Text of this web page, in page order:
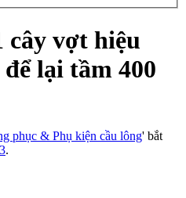
cây vợt hiệu
lại tầm 400
phục & Phụ kiện cầu lông' bắt
.